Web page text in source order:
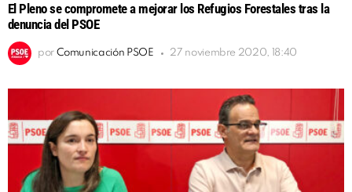
El Pleno se compromete a mejorar los Refugios Forestales tras la
denuncia del PSOE
por Comunicación PSOE 27 noviembre 2020, 18:40